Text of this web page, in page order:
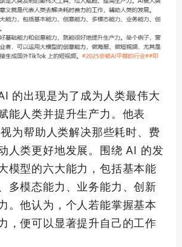
的出现是为了成为人类最伟大
能人类并提升生产力。他表
为帮助人类解决那些耗时、费
人类更好地发展。围绕 AI 的发
模型的六大能力，包括基本能
多模态能力、业务能力、创新
。他认为，个人若能掌握基本
，便可以显著提升自己的工作